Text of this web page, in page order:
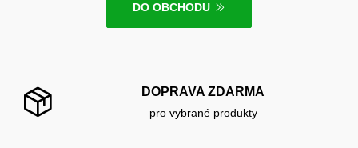
DO OBCHODU
DOPRAVA ZDARMA
pro vybrané produkty